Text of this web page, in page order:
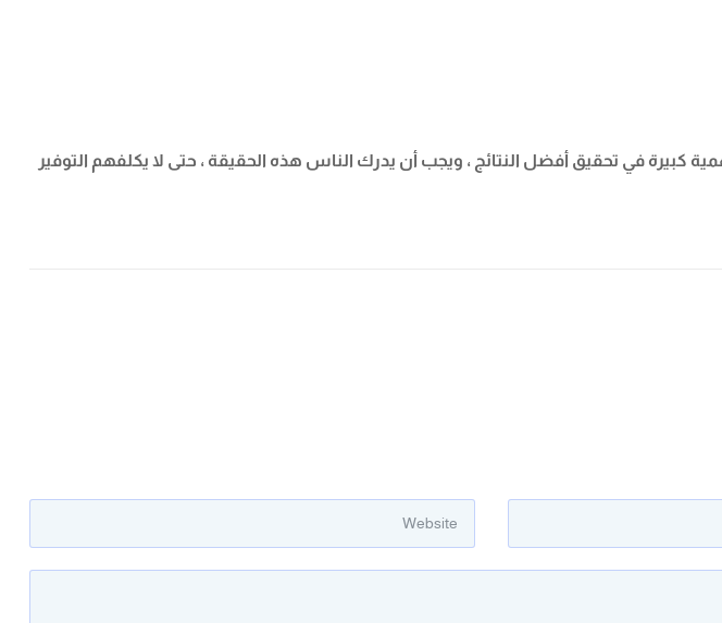
كبيرة في تحقيق أفضل النتائج ، ويجب أن يدرك الناس هذه الحقيقة ، حتى لا يكلفهم التوفير